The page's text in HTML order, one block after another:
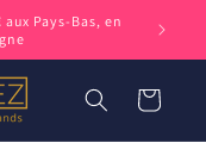
aux Pays-Bas, en
Panier